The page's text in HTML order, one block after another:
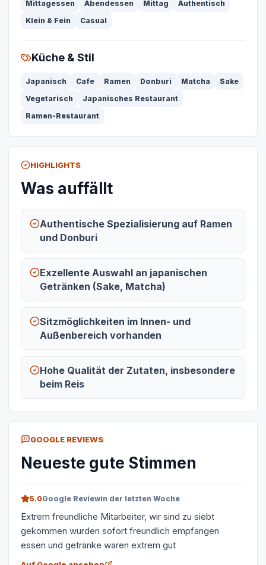
Mittagessen Abendessen Mittag
Authentisch
Klein & Fein
Casual
Küche & Stil
Japanisch Cafe Ramen Donburi Matcha
Sake
Vegetarisch
Japanisches Restaurant
Ramen-Restaurant
HIGHLIGHTS
Was auffällt
Authentische Spezialisierung auf Ramen
und Donburi
Exzellente Auswahl an japanischen
Getränken (Sake, Matcha)
Sitzmöglichkeiten im Innen- und
Außenbereich vorhanden
Hohe Qualität der Zutaten, insbesondere
beim Reis
GOOGLE REVIEWS
Neueste gute Stimmen
5.0Google Reviewin der letzten Woche
Extrem freundliche Mitarbeiter, wir sind zu siebt
gekommen wurden sofort freundlich empfangen
essen und getränke waren extrem gut